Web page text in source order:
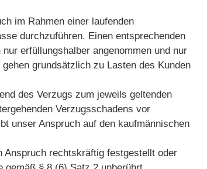
im Rahmen einer laufenden
durchzuführen. Einen entsprechenden
erfüllungshalber angenommen und nur
grundsätzlich zu Lasten des Kunden
des Verzugs zum jeweils geltenden
Verzugsschadens vor
unser Anspruch auf den kaufmännischen
Anspruch rechtskräftig festgestellt oder